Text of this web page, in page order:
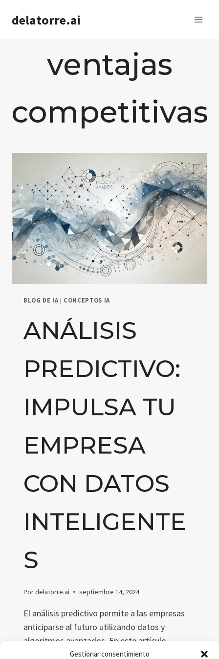
Gestionar consentimiento
delatorre.ai
ventajas
competitivas
BLOG DE IA | CONCEPTOS IA
ANÁLISIS
PREDICTIVO:
IMPULSA TU
EMPRESA
CON DATOS
INTELIGENTE
S
Pordelatorre.ai septiembre 14, 2024
El análisis predictivo permite a las empresas
anticiparse al futuro utilizando datos y
algoritmos avanzados. En este artículo
exploramos su importancia en la era del big